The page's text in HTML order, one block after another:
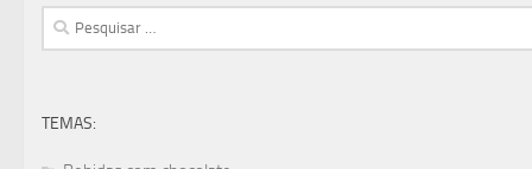
Pesquisar
por:
TEMAS: